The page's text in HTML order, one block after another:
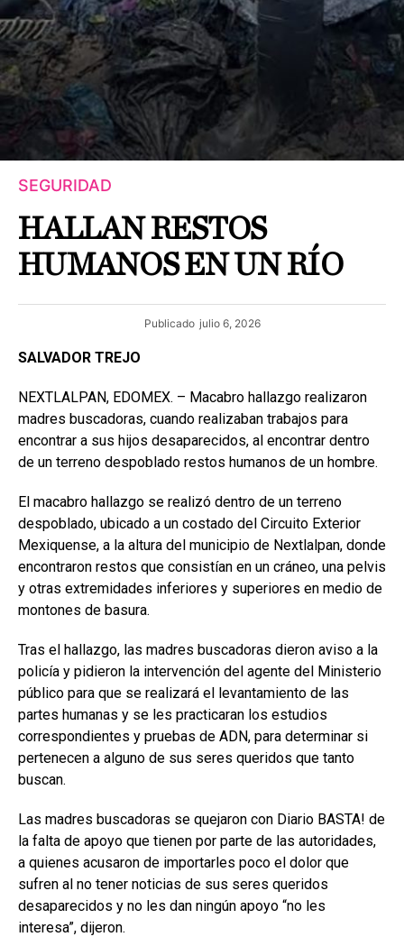
SEGURIDAD
HALLAN RESTOS
HUMANOS EN UN RÍO
Publicado julio 6, 2026
SALVADOR TREJO
NEXTLALPAN, EDOMEX. – Macabro hallazgo realizaron
madres buscadoras, cuando realizaban trabajos para
encontrar a sus hijos desaparecidos, al encontrar dentro
de un terreno despoblado restos humanos de un hombre.
El macabro hallazgo se realizó dentro de un terreno
despoblado, ubicado a un costado del Circuito Exterior
Mexiquense, a la altura del municipio de Nextlalpan, donde
encontraron restos que consistían en un cráneo, una pelvis
y otras extremidades inferiores y superiores en medio de
montones de basura.
Tras el hallazgo, las madres buscadoras dieron aviso a la
policía y pidieron la intervención del agente del Ministerio
público para que se realizará el levantamiento de las
partes humanas y se les practicaran los estudios
correspondientes y pruebas de ADN, para determinar si
pertenecen a alguno de sus seres queridos que tanto
buscan.
Las madres buscadoras se quejaron con Diario BASTA! de
la falta de apoyo que tienen por parte de las autoridades,
a quienes acusaron de importarles poco el dolor que
sufren al no tener noticias de sus seres queridos
desaparecidos y no les dan ningún apoyo “no les
interesa”, dijeron.